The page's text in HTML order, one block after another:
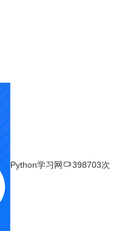
Python学习网 398703次